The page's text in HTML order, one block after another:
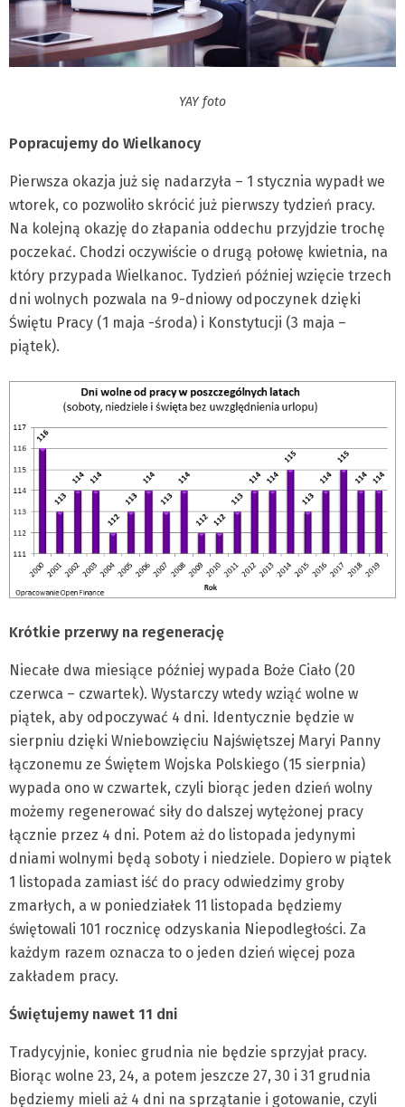
YAY foto
Popracujemy do Wielkanocy
Pierwsza okazja już się nadarzyła – 1 stycznia wypadł we
wtorek, co pozwoliło skrócić już pierwszy tydzień pracy.
Na kolejną okazję do złapania oddechu przyjdzie trochę
poczekać. Chodzi oczywiście o drugą połowę kwietnia, na
który przypada Wielkanoc. Tydzień później wzięcie trzech
dni wolnych pozwala na 9-dniowy odpoczynek dzięki
Świętu Pracy (1 maja -środa) i Konstytucji (3 maja –
piątek).
Krótkie przerwy na regenerację
Niecałe dwa miesiące później wypada Boże Ciało (20
czerwca – czwartek). Wystarczy wtedy wziąć wolne w
piątek, aby odpoczywać 4 dni. Identycznie będzie w
sierpniu dzięki Wniebowzięciu Najświętszej Maryi Panny
łączonemu ze Świętem Wojska Polskiego (15 sierpnia)
wypada ono w czwartek, czyli biorąc jeden dzień wolny
możemy regenerować siły do dalszej wytężonej pracy
łącznie przez 4 dni. Potem aż do listopada jedynymi
dniami wolnymi będą soboty i niedziele. Dopiero w piątek
1 listopada zamiast iść do pracy odwiedzimy groby
zmarłych, a w poniedziałek 11 listopada będziemy
świętowali 101 rocznicę odzyskania Niepodległości. Za
każdym razem oznacza to o jeden dzień więcej poza
zakładem pracy.
Świętujemy nawet 11 dni
Tradycyjnie, koniec grudnia nie będzie sprzyjał pracy.
Biorąc wolne 23, 24, a potem jeszcze 27, 30 i 31 grudnia
będziemy mieli aż 4 dni na sprzątanie i gotowanie, czyli